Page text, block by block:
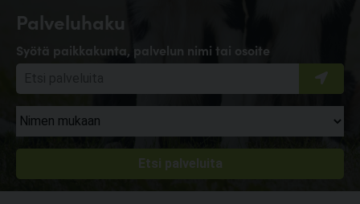
Palveluhaku
Syötä paikkakunta, palvelun nimi tai osoite